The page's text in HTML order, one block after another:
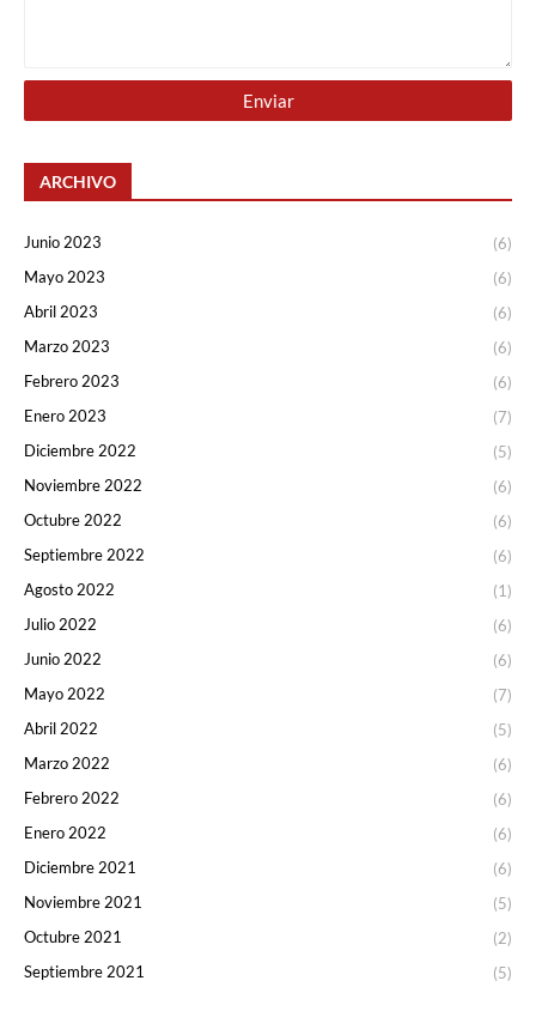
ARCHIVO
Junio 2023
(6)
Mayo 2023
(6)
Abril 2023
(6)
Marzo 2023
(6)
Febrero 2023
(6)
Enero 2023
(7)
Diciembre 2022
(5)
Noviembre 2022
(6)
Octubre 2022
(6)
Septiembre 2022
(6)
Agosto 2022
(1)
Julio 2022
(6)
Junio 2022
(6)
Mayo 2022
(7)
Abril 2022
(5)
Marzo 2022
(6)
Febrero 2022
(6)
Enero 2022
(6)
Diciembre 2021
(6)
Noviembre 2021
(5)
Octubre 2021
(2)
Septiembre 2021
(5)